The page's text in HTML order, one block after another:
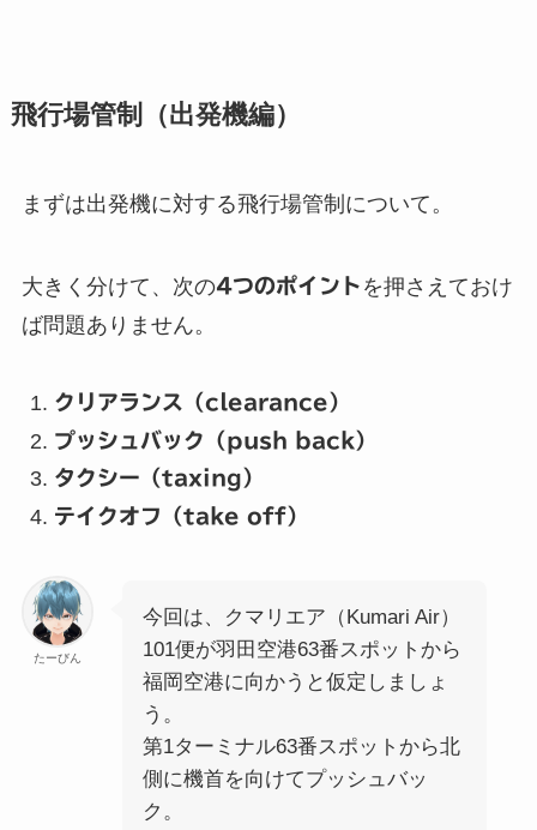
飛行場管制（出発機編）
まずは出発機に対する飛行場管制について。
大きく分けて、次の4つのポイント を押さえておけ
ば問題ありません。
クリアランス（clearance）
プッシュバック（push back）
タクシー（taxing）
テイクオフ（take off）
たーびん
今回は、クマリエア（Kumari Air）
101便が羽田空港63番スポットから
福岡空港に向かうと仮定しましょ
う。
第1ターミナル63番スポットから北
側に機首を向けてプッシュバッ
ク。